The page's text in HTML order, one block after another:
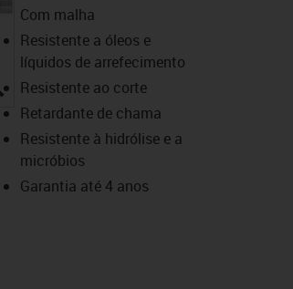
igus-icon-lupe
Com malha
Resistente a óleos e
líquidos de arrefecimento
Resistente ao corte
Retardante de chama
Resistente à hidrólise e a
micróbios
Garantia até 4 anos